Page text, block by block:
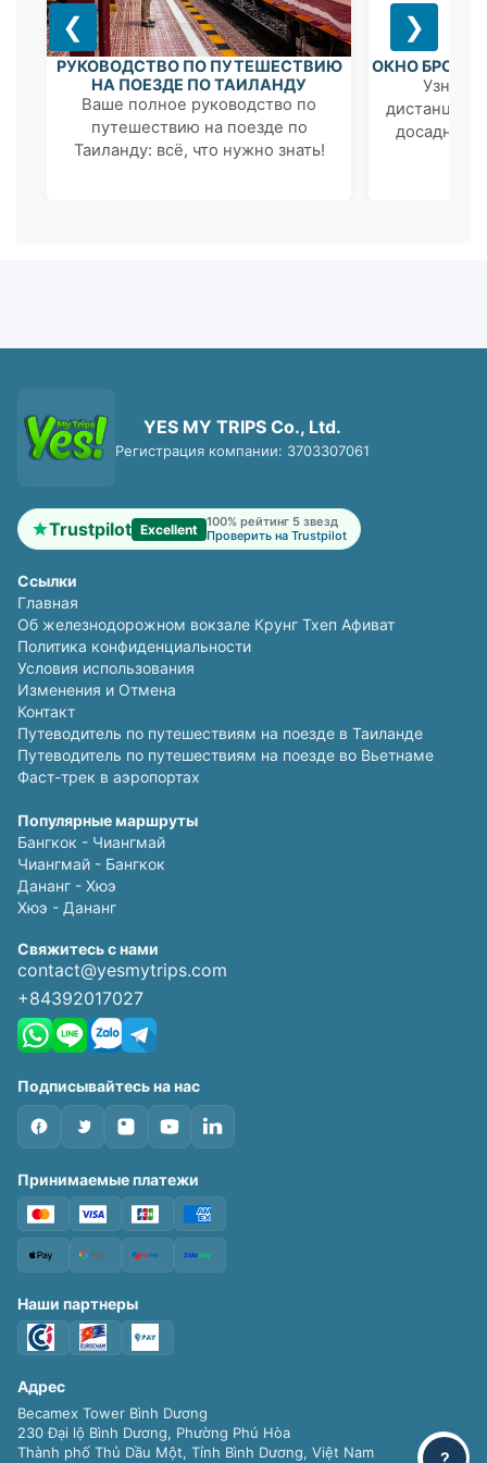
?
❮
РУКОВОДСТВО ПО ПУТЕШЕСТВИЮ
НА ПОЕЗДЕ ПО ТАИЛАНДУ
Ваше полное руководство по
путешествию на поезде по
Таиланду: всё, что нужно знать!
❯
YES MY TRIPS Co., Ltd.
Регистрация компании: 3703307061
Trustpilot Excellent 100% рейтинг 5 звезд
Проверить на Trustpilot
Ссылки
Главная
Об железнодорожном вокзале Крунг Тхеп Афиват
Политика конфиденциальности
Условия использования
Изменения и Отмена
Контакт
Путеводитель по путешествиям на поезде в Таиланде
Путеводитель по путешествиям на поезде во Вьетнаме
Фаст-трек в аэропортах
Популярные маршруты
Бангкок - Чиангмай
Чиангмай - Бангкок
Дананг - Хюэ
Хюэ - Дананг
Свяжитесь с нами
contact@yesmytrips.com
+84392017027
Подписывайтесь на нас
Принимаемые платежи
Наши партнеры
Адрес
Becamex Tower Bình Dương
230 Đại lộ Bình Dương, Phường Phú Hòa
Thành phố Thủ Dầu Một, Tỉnh Bình Dương, Việt Nam